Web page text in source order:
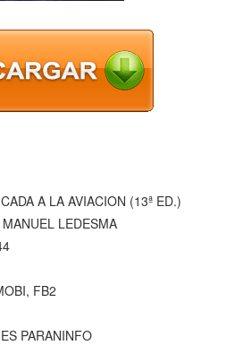
A LA AVIACION (13ª ED.)
LEDESMA
FB2
PARANINFO